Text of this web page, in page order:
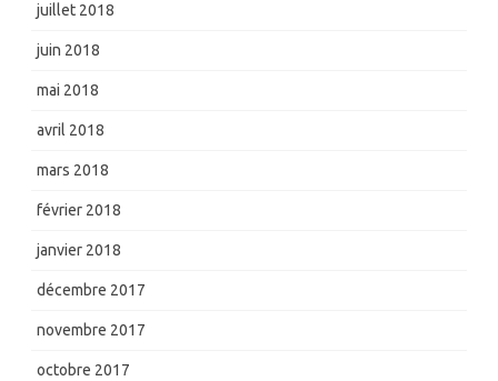
juillet 2018
juin 2018
mai 2018
avril 2018
mars 2018
février 2018
janvier 2018
décembre 2017
novembre 2017
octobre 2017